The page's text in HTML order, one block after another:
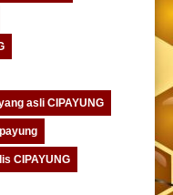
asli CIPAYUNG
CIPAYUNG